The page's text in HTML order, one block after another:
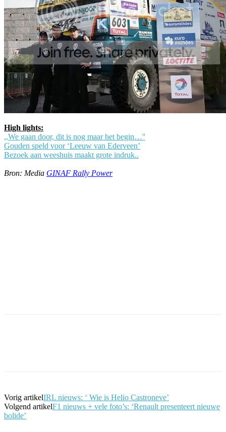
High lights:
,,We gaan door, dit is nog maar het begin…''
Gouden speld voor ‘Leeuw van Ederveen’
Bezoek aan weeshuis maakt grote indruk..
Bron: Media GINAF Rally Power
Vorig artikelIRL nieuws: ‘ Wie is Helio Castroneve’
Volgend artikelF1 nieuws + vele foto’s: ‘Renault presenteert nieuwe
bolide’